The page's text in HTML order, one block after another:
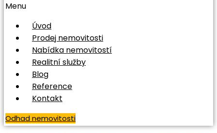
Menu
Úvod
Prodej nemovitosti
Nabídka nemovitostí
Realitní služby
Blog
Reference
Kontakt
Odhad nemovitosti